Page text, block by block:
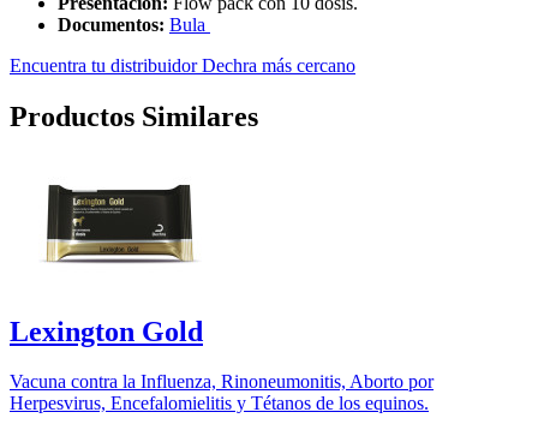
Documentos: Bula
Encuentra tu distribuidor Dechra más cercano
Productos Similares
Lexington Gold
Vacuna contra la Influenza, Rinoneumonitis, Aborto por
Herpesvirus, Encefalomielitis y Tétanos de los equinos.